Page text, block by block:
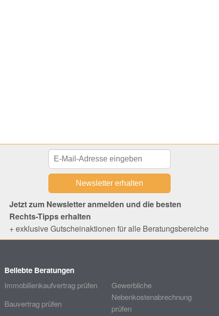
Jetzt zum Newsletter anmelden und die besten
Rechts-Tipps erhalten
+ exklusive Gutscheinaktionen für alle Beratungsbereiche
Beliebte Beratungen
Immobilienkaufvertrag prüfen
Bauvertrag prüfen
Gewerbliche
Nebenkostenabrechnung
prüfen